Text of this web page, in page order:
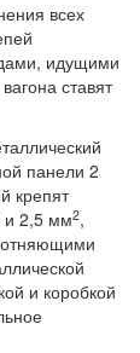
всех
идущими
ставят
панели 2
крепят
и 2,5 мм2,
и коробкой